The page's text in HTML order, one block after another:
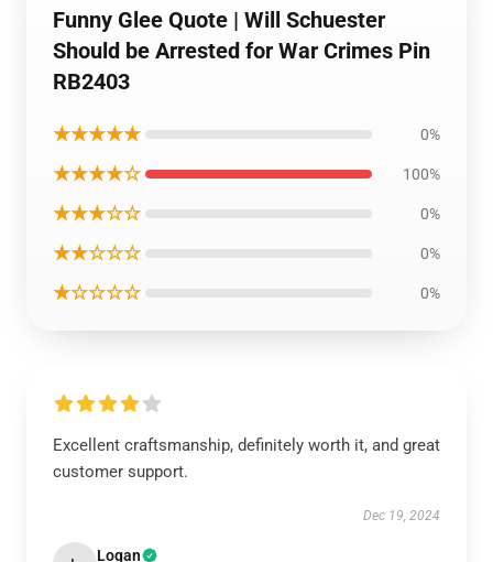
Funny Glee Quote | Will Schuester
Should be Arrested for War Crimes Pin
RB2403
★★★★★ 0%
★★★★☆ 100%
★★★☆☆ 0%
★★☆☆☆ 0%
★☆☆☆☆ 0%
Excellent craftsmanship, definitely worth it, and great
customer support.
Dec 19, 2024
Logan